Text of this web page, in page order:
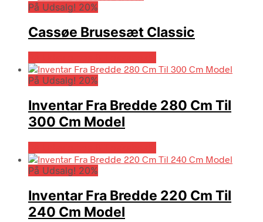
På Udsalg! 20%
Cassøe Brusesæt Classic
På Udsalg! 20%
Inventar Fra Bredde 280 Cm Til
300 Cm Model
På Udsalg! 20%
Inventar Fra Bredde 220 Cm Til
240 Cm Model